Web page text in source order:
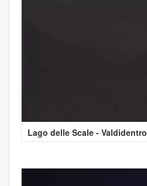
Lago delle Scale - Valdidentro